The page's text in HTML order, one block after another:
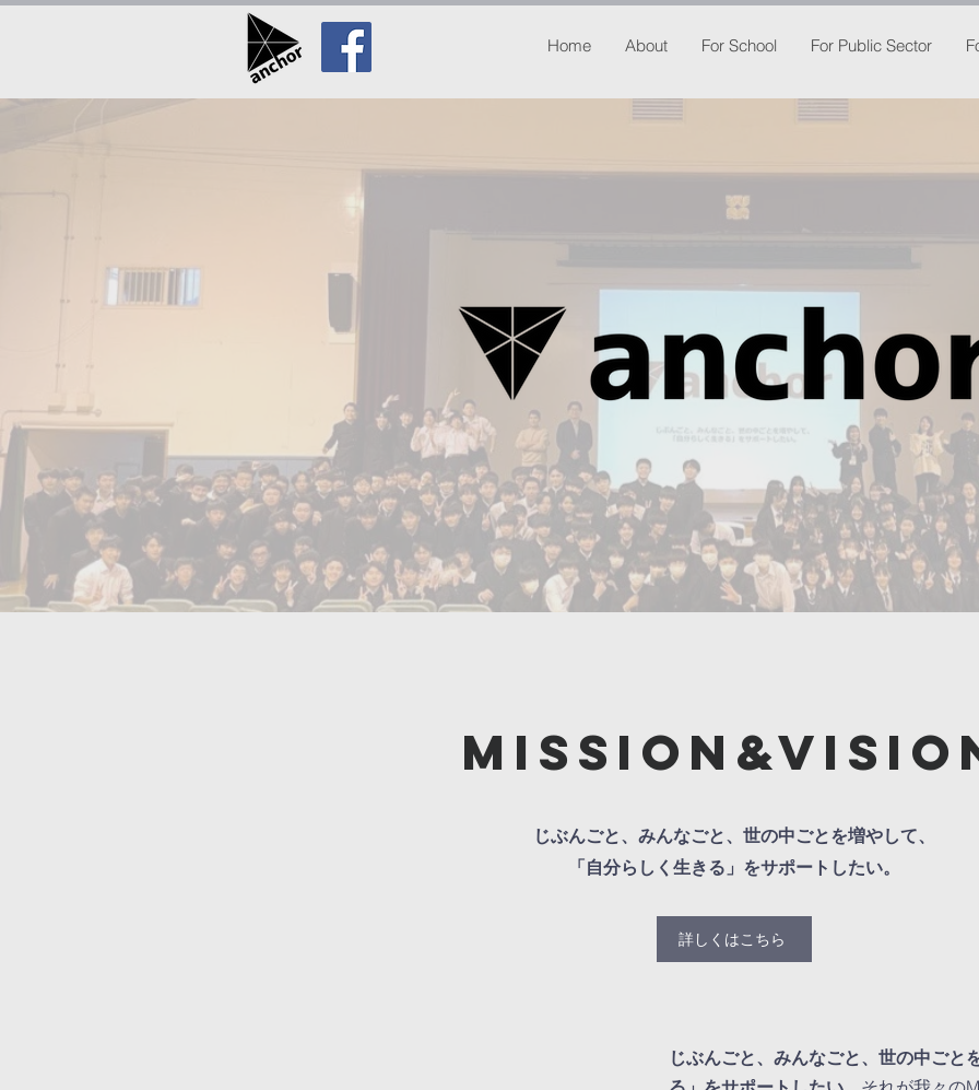
Home About For School For Public Sector
mission&
じぶんごと、みんなごと、世の中ごとを増やして、
「自分らしく生きる」をサポートしたい。
詳しくはこちら
じぶんごと、みんなごと、世の中ごと